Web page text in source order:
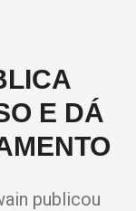
E DÁ
publicou